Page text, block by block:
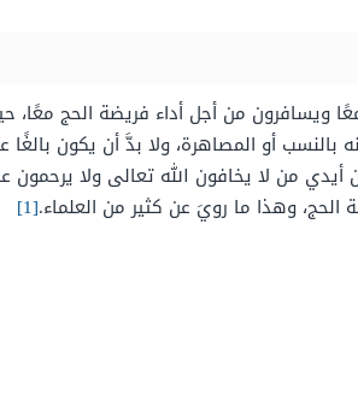
ويسافرون من أجل أداء فريضة الحج معًا،
أو المصاهرة، ولا بدَّ أن يكون بالغًا
من لا يخافون الله تعالى ولا يرحمون
وهذا ما رويَ عن كثير من العلماء.[1]